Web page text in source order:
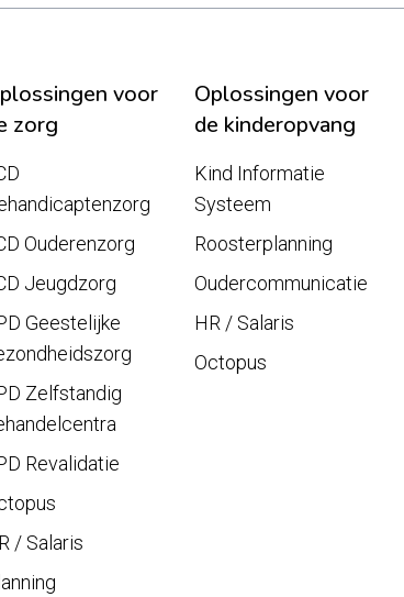
voor
zorg
Oplossingen voor
de kinderopvang
Ouderenzorg
Jeugdzorg
Geestelijke
Zelfstandig
Revalidatie
/ Salaris
Kind Informatie
Systeem
Roosterplanning
Oudercommunicatie
HR / Salaris
Octopus